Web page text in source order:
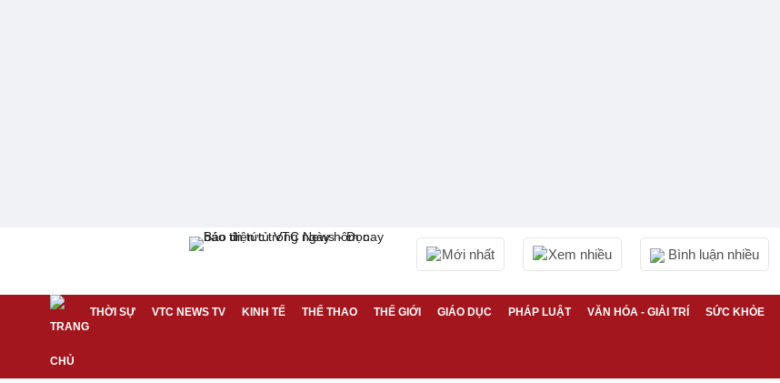
Mới nhất Xem nhiều Bình luận nhiều
THỜI SỰ VTC NEWS TV KINH TẾ THỂ THAO THẾ GIỚI GIÁO DỤC PHÁP LUẬT VĂN HÓA - GIẢI TRÍ SỨC KHỎE